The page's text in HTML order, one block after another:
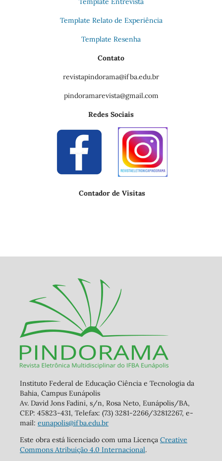
Template Relato de Experiência
Template Resenha
Contato
revistapindorama@ifba.edu.br
pindoramarevista@gmail.com
Redes Sociais
Contador de Visitas
Instituto Federal de Educação Ciência e Tecnologia da
Bahia, Campus Eunápolis
Av. David Jons Fadini, s/n, Rosa Neto, Eunápolis/BA,
CEP: 45823-431, Telefax: (73) 3281-2266/32812267, e-
mail: eunapolis@ifba.edu.br
Este obra está licenciado com uma Licença Creative
Commons Atribuição 4.0 Internacional.